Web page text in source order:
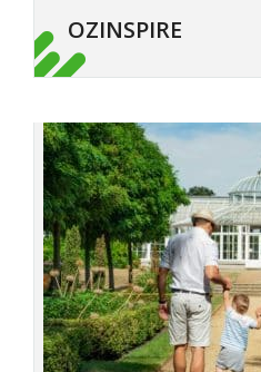
OZINSPIRE